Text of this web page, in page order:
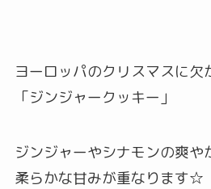
ヨーロッパのクリスマスに欠
「ジンジャークッキー」
ジンジャーやシナモンの爽や
柔らかな甘みが重なります☆